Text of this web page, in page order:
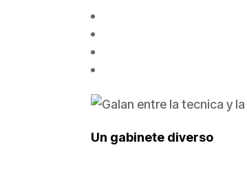
Un gabinete diverso